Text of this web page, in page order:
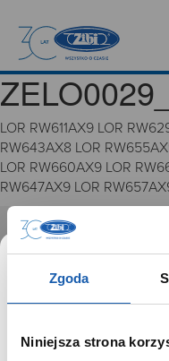
Zgoda
Niniejsza strona
LOR RW611AX9 LOR
RW643AX8 LOR
LOR RW660AX9 LOR
RW647AX9 LOR
GRUPA ZIBI
Historia
Misja, wizja i wartości
Kariera